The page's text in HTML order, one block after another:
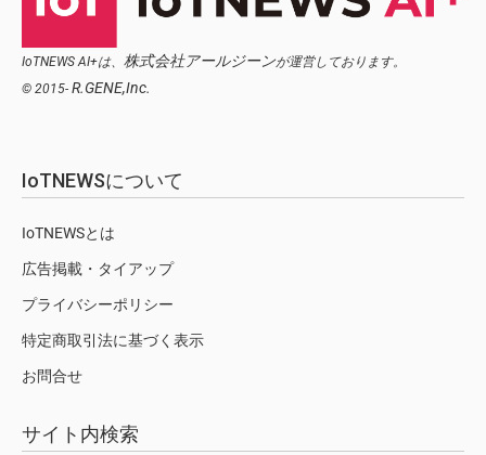
IoTNEWS AI+は、 株式会社アールジーンが運営しております。
© 2015- R.GENE,Inc.
IoTNEWSについて
IoTNEWSとは
広告掲載・タイアップ
プライバシーポリシー
特定商取引法に基づく表示
お問合せ
サイト内検索